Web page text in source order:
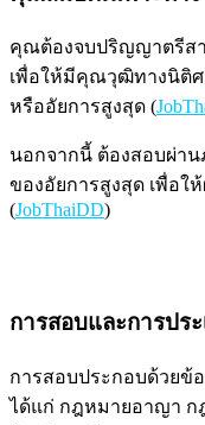
คุณต้องจบปริญญาตรีส
เพื่อให้มีคุณวุฒิทางนิติ
หรืออัยการสูงสุด (
นอกจากนี้ ต้องสอบผ่า
ของอัยการสูงสุด เพื่อใ
(JobThaiDD)
การสอบและการปร
การสอบประกอบด้วยข้
ได้แก่ กฎหมายอาญา ก